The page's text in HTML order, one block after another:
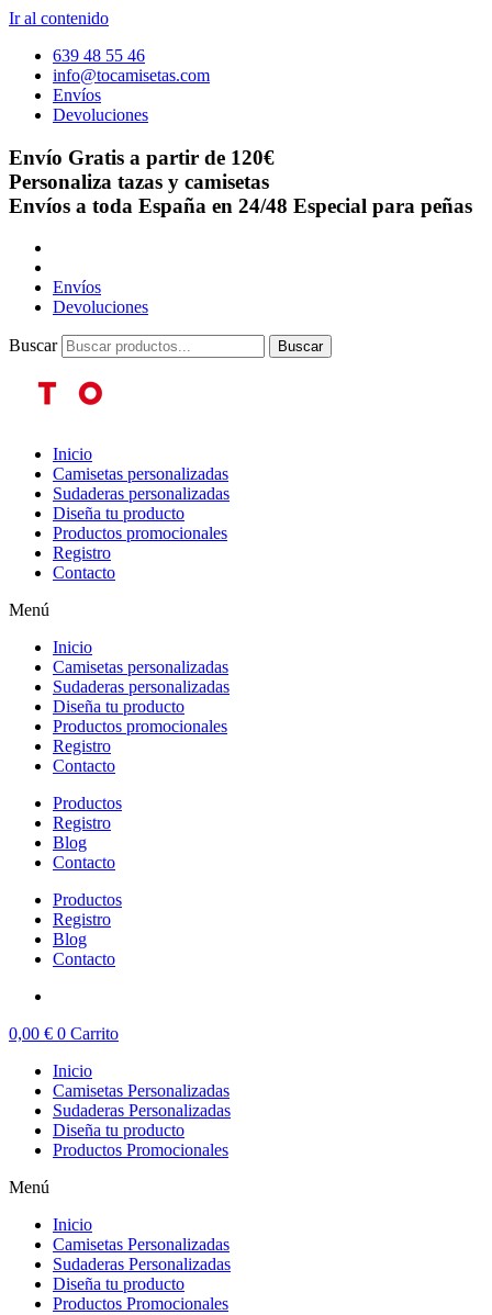
Ir al contenido
639 48 55 46
info@tocamisetas.com
Envíos
Devoluciones
Envío Gratis a partir de 120€
Personaliza tazas y camisetas
Envíos a toda España en 24/48 Especial para peñas
Envíos
Devoluciones
Buscar Buscar
Inicio
Camisetas personalizadas
Sudaderas personalizadas
Diseña tu producto
Productos promocionales
Registro
Contacto
Menú
Inicio
Camisetas personalizadas
Sudaderas personalizadas
Diseña tu producto
Productos promocionales
Registro
Contacto
Productos
Registro
Blog
Contacto
Productos
Registro
Blog
Contacto
0,00 € 0 Carrito
Inicio
Camisetas Personalizadas
Sudaderas Personalizadas
Diseña tu producto
Productos Promocionales
Menú
Inicio
Camisetas Personalizadas
Sudaderas Personalizadas
Diseña tu producto
Productos Promocionales